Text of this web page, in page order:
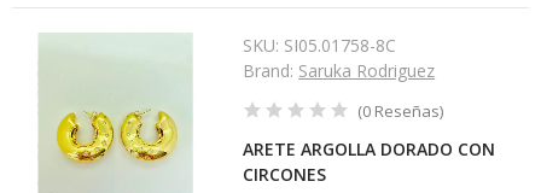
SKU: SI05.01758-8C
Brand: Saruka Rodriguez
(0 Reseñas)
ARETE ARGOLLA DORADO CON
CIRCONES